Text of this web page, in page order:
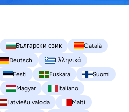
Български език
Català
Deutsch
Ελληνικά
Eesti Euskara
Suomi
Magyar
Italiano
Latviešu valoda
Malti